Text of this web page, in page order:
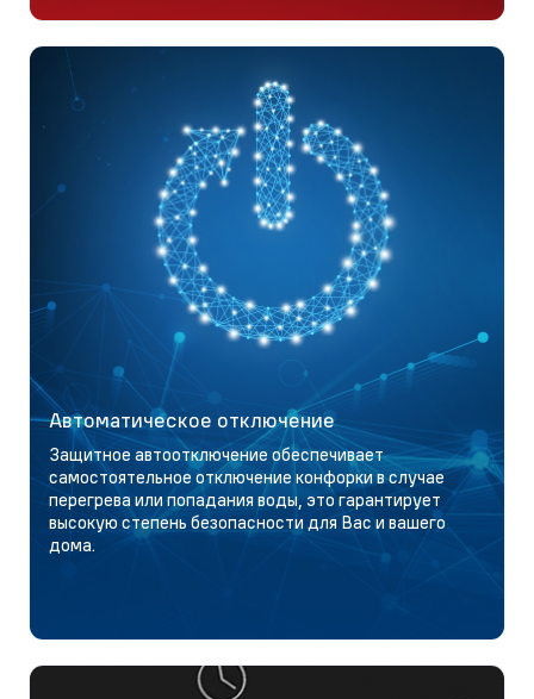
Автоматическое отключение
Защитное автоотключение обеспечивает
самостоятельное отключение конфорки в случае
перегрева или попадания воды, это гарантирует
высокую степень безопасности для Вас и вашего
дома.